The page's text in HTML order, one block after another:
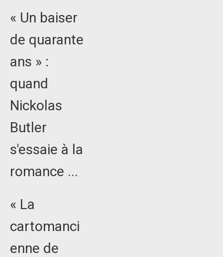
« Un baiser
de quarante
ans » :
quand
Nickolas
Butler
s'essaie à la
romance ...
« La
cartomanci
enne de